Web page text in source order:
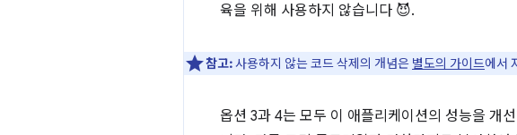
육을 위해 사용하지 않습니다 😈.
참고: 사용하지 않는 코드 삭제의 개념은 별도의 가이드에서
옵션 3과 4는 모두 이 애플리케이션의 성능을 개